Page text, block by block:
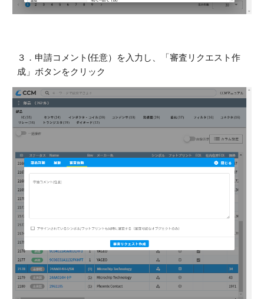
３．申請コメント(任意）を入力し、「審査リクエスト作
成」ボタンをクリック